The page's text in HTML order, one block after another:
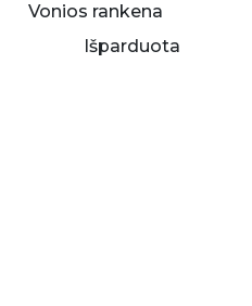
Vonios rankena
Išparduota